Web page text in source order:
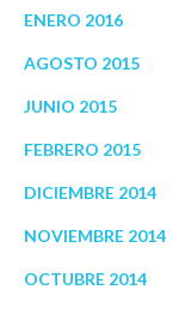
ENERO 2016
AGOSTO 2015
JUNIO 2015
FEBRERO 2015
DICIEMBRE 2014
NOVIEMBRE 2014
OCTUBRE 2014